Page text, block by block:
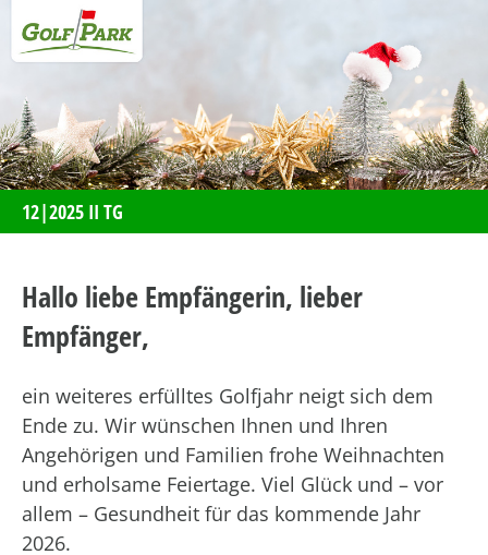
12|2025 II TG
Hallo liebe Empfängerin, lieber
Empfänger,
ein weiteres erfülltes Golfjahr neigt sich dem
Ende zu. Wir wünschen Ihnen und Ihren
Angehörigen und Familien frohe Weihnachten
und erholsame Feiertage. Viel Glück und – vor
allem – Gesundheit für das kommende Jahr
2026.